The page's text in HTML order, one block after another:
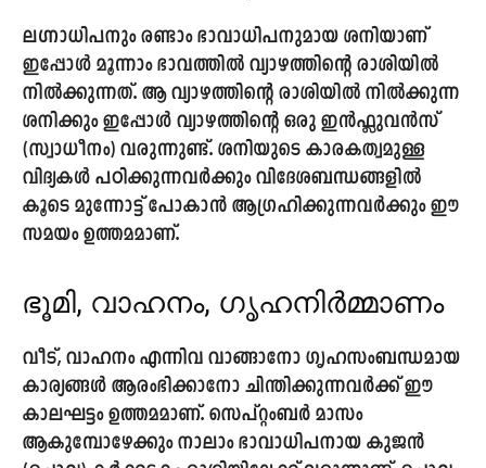
ലഗ്നാധിപനും രണ്ടാം ഭാവാധിപനുമായ ശനിയാണ്
ഇപ്പോൾ മൂന്നാം ഭാവത്തിൽ വ്യാഴത്തിന്റെ രാശിയിൽ
നിൽക്കുന്നത്. ആ വ്യാഴത്തിന്റെ രാശിയിൽ നിൽക്കുന്ന
ശനിക്കും ഇപ്പോൾ വ്യാഴത്തിന്റെ ഒരു ഇൻഫ്ലുവൻസ്
(സ്വാധീനം) വരുന്നുണ്ട്. ശനിയുടെ കാരകത്വമുള്ള
വിദ്യകൾ പഠിക്കുന്നവർക്കും വിദേശബന്ധങ്ങളിൽ
കൂടെ മുന്നോട്ട് പോകാൻ ആഗ്രഹിക്കുന്നവർക്കും ഈ
സമയം ഉത്തമമാണ്.
ഭൂമി, വാഹനം, ഗൃഹനിർമ്മാണം
വീട്, വാഹനം എന്നിവ വാങ്ങാനോ ഗൃഹസംബന്ധമായ
കാര്യങ്ങൾ ആരംഭിക്കാനോ ചിന്തിക്കുന്നവർക്ക് ഈ
കാലഘട്ടം ഉത്തമമാണ്. സെപ്റ്റംബർ മാസം
ആകുമ്പോഴേക്കും നാലാം ഭാവാധിപനായ കുജൻ